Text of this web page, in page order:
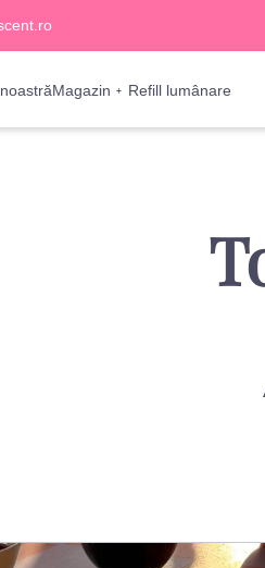
Magazin Refill lumânare